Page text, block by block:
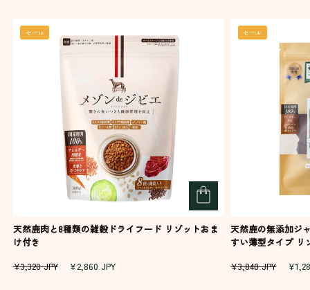
セール
天然鹿肉と8種類の雑穀ドライフード リゾットおま
け付き
通
¥3,320 JPY
セ
¥2,860 JPY
セール
天然鹿の無添加ジ
すい薄型タイプ
通
¥3,840 JPY
セ